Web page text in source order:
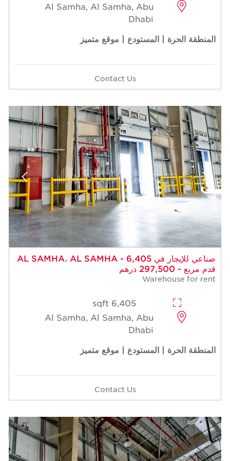
Al Samha, Al Samha, Abu
Dhabi
المنطقة الحرة | المستودع | موقع متميز
Contact Us
صناعي للإيجار في AL SAMHA، AL SAMHA - 6,405
قدم مربع - 297,500 درهم
Warehouse for rent
6,405 sqft
Al Samha, Al Samha, Abu
Dhabi
المنطقة الحرة | المستودع | موقع متميز
Contact Us